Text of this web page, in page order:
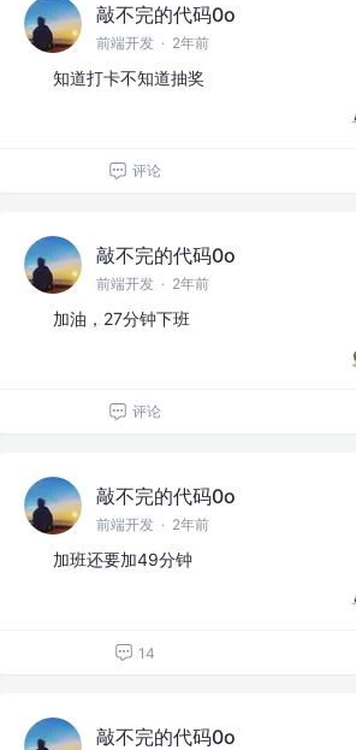
敲不完的代码0o
前端开发 · 2年前
知道打卡不知道抽奖
评论
敲不完的代码0o
前端开发 · 2年前
加油，27分钟下班
评论
敲不完的代码0o
前端开发 · 2年前
加班还要加49分钟
14
敲不完的代码0o